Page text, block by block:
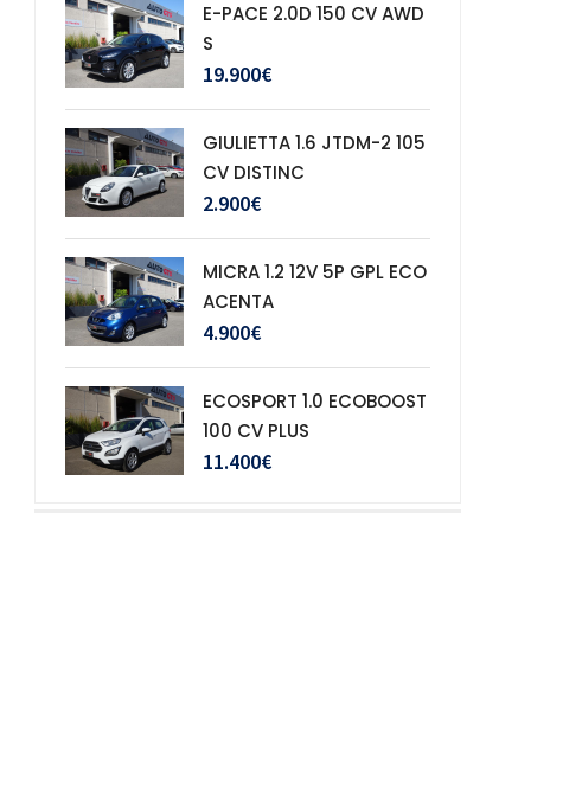
E-PACE 2.0D 150 CV AWD
S
19.900€
GIULIETTA 1.6 JTDM-2 105
CV DISTINC
2.900€
MICRA 1.2 12V 5P GPL ECO
ACENTA
4.900€
ECOSPORT 1.0 ECOBOOST
100 CV PLUS
11.400€